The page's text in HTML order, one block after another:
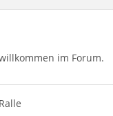
im Forum.